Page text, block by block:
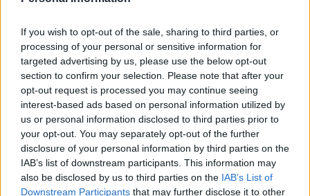
If you wish to opt-out of the sale, sharing to third parties, or
processing of your personal or sensitive information for
targeted advertising by us, please use the below opt-out
section to confirm your selection. Please note that after your
opt-out request is processed you may continue seeing
interest-based ads based on personal information utilized by
us or personal information disclosed to third parties prior to
your opt-out. You may separately opt-out of the further
disclosure of your personal information by third parties on the
IAB’s list of downstream participants. This information may
also be disclosed by us to third parties on the IAB’s List of
Downstream Participants that may further disclose it to other
prossimo 23 giugno una ricerca di S&P Global Ratings (Standard &
Poor’s) ha introdotto un apposito indicatore:Brexit Sensitivity
Index (Bsi).
L’indicatore elaborato dall’agenzia dirating americana tiene in
considerazione le esportazioni di beni e servizi verso ilRegno
Unitorapportate al Pil domestico, i flussi migratori bidirezionali, le
controversie con controparti UK nel settore finanziario e gli
investimenti diretti stranieri in UK.
Dal sondaggio condotto sui 20 Paesi più esposti al rischio di una